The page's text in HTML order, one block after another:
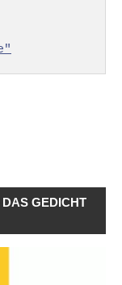
GEDICHT